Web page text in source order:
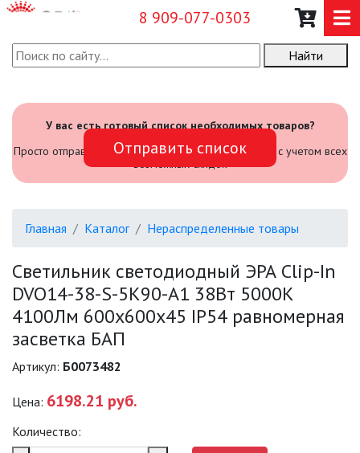
8 909-077-0303
О КОМПАНИИ
САДОВЫЙ ИНВЕНТАРЬ И
ИНСТРУМЕНТЫ
ОФИСНЫЕ ПОДВЕСНЫЕ
ПРОЖЕКТОРЫ
Найти
У вас есть готовый список необходимых товаров?
Просто отправьте его нам и мы посчитаем стоимость с учетом всех
возможных скидок
Отправить список
Главная Каталог Нераспределенные товары
Светильник светодиодный ЭРА Clip-In
DVO14-38-S-5K90-A1 38Вт 5000K
4100Лм 600х600х45 IP54 равномерная
засветка БАП
Артикул: Б0073482
Цена: 6198.21 руб.
Количество: